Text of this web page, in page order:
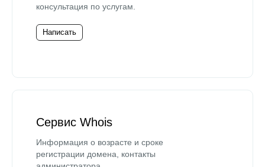
консультация по услугам.
Написать
Сервис Whois
Информация о возрасте и сроке
регистрации домена, контакты